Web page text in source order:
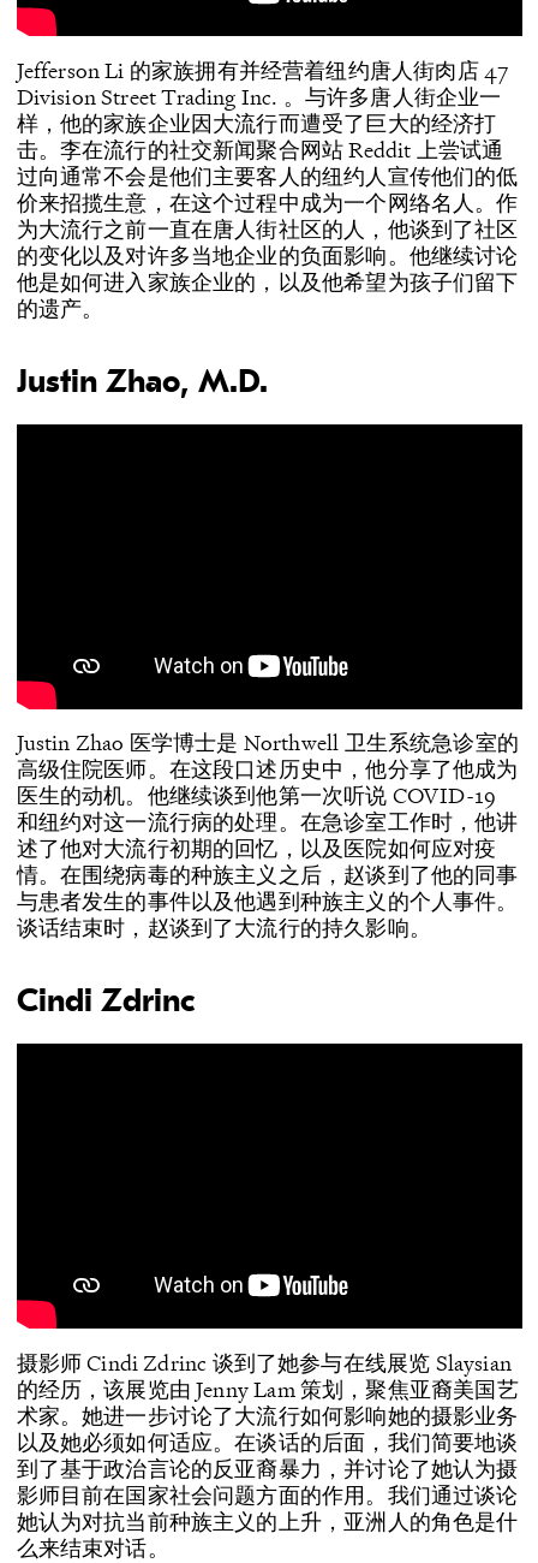
Jefferson Li 的家族拥有并经营着纽约唐人街肉店 47
Division Street Trading Inc. 。与许多唐人街企业一
样，他的家族企业因大流行而遭受了巨大的经济打
击。李在流行的社交新闻聚合网站 Reddit 上尝试通
过向通常不会是他们主要客人的纽约人宣传他们的低
价来招揽生意，在这个过程中成为一个网络名人。作
为大流行之前一直在唐人街社区的人，他谈到了社区
的变化以及对许多当地企业的负面影响。他继续讨论
他是如何进入家族企业的，以及他希望为孩子们留下
的遗产。
Justin Zhao, M.D.
Justin Zhao 医学博士是 Northwell 卫生系统急诊室的
高级住院医师。在这段口述历史中，他分享了他成为
医生的动机。他继续谈到他第一次听说 COVID-19
和纽约对这一流行病的处理。在急诊室工作时，他讲
述了他对大流行初期的回忆，以及医院如何应对疫
情。在围绕病毒的种族主义之后，赵谈到了他的同事
与患者发生的事件以及他遇到种族主义的个人事件。
谈话结束时，赵谈到了大流行的持久影响。
Cindi Zdrinc
摄影师 Cindi Zdrinc 谈到了她参与在线展览 Slaysian
的经历，该展览由 Jenny Lam 策划，聚焦亚裔美国艺
术家。她进一步讨论了大流行如何影响她的摄影业务
以及她必须如何适应。在谈话的后面，我们简要地谈
到了基于政治言论的反亚裔暴力，并讨论了她认为摄
影师目前在国家社会问题方面的作用。我们通过谈论
她认为对抗当前种族主义的上升，亚洲人的角色是什
么来结束对话。